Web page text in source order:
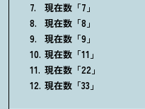
現在数「7」
現在数「8」
現在数「9」
現在数「11」
現在数「22」
現在数「33」